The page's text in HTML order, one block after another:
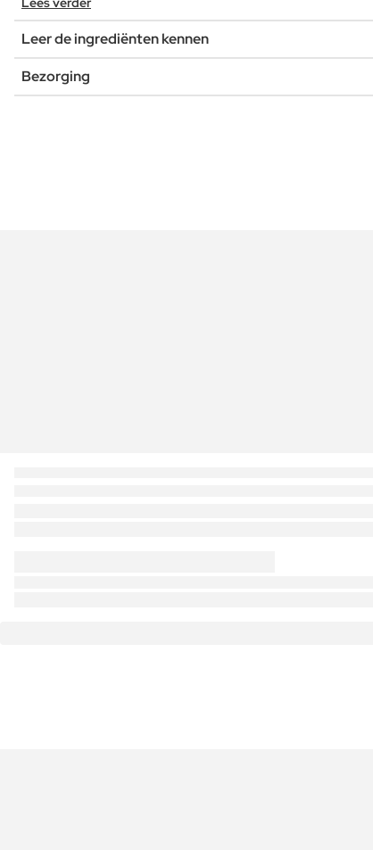
Leer de ingrediënten kennen
Bezorging